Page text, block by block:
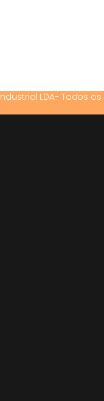
LDA- Todos os